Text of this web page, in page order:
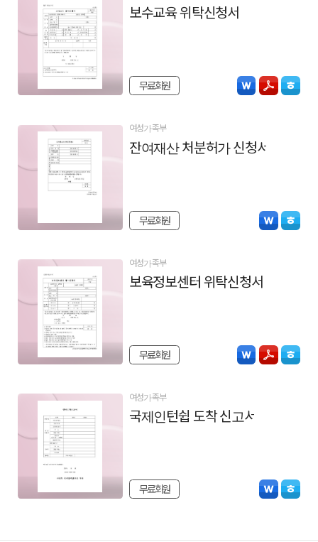
보수교육 위탁신청서
무료회원
여성가족부
잔여재산 처분허가 신청서
무료회원
여성가족부
보육정보센터 위탁신청서
무료회원
여성가족부
국제인턴쉽 도착 신고서
무료회원